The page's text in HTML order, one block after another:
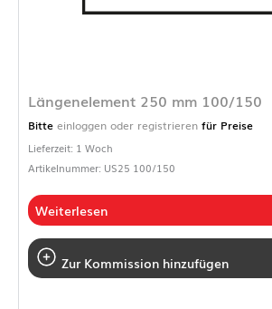
Längenelement 250 mm 100/150
Bitte einloggen oder registrieren für Preise
Lieferzeit: 1 Woch
Artikelnummer: US25 100/150
Weiterlesen
Zur Kommission hinzufügen